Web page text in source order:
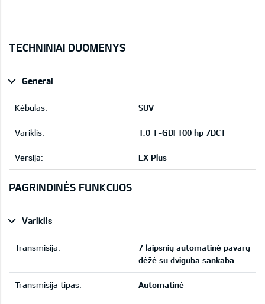
TECHNINIAI DUOMENYS
General
Kėbulas: SUV
Variklis: 1,0 T-GDI 100 hp 7DCT
Versija: LX Plus
PAGRINDINĖS FUNKCIJOS
Variklis
Transmisija:
7 laipsnių automatinė pavarų
dėžė su dviguba sankaba
Transmisija tipas: Automatinė